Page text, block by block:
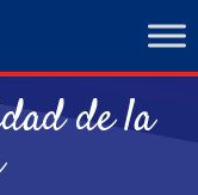
de la